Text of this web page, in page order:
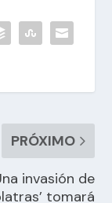
PRÓXIMO
invasión de
tomará